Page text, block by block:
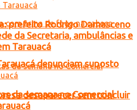
denunciam suposto
desaparecer sem concluir
prefeito Rodrigo Damasceno
da Secretaria, ambulâncias e
Tarauacá
da semana no Comercial